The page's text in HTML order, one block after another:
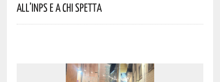
All’INPS E A Chi Spetta